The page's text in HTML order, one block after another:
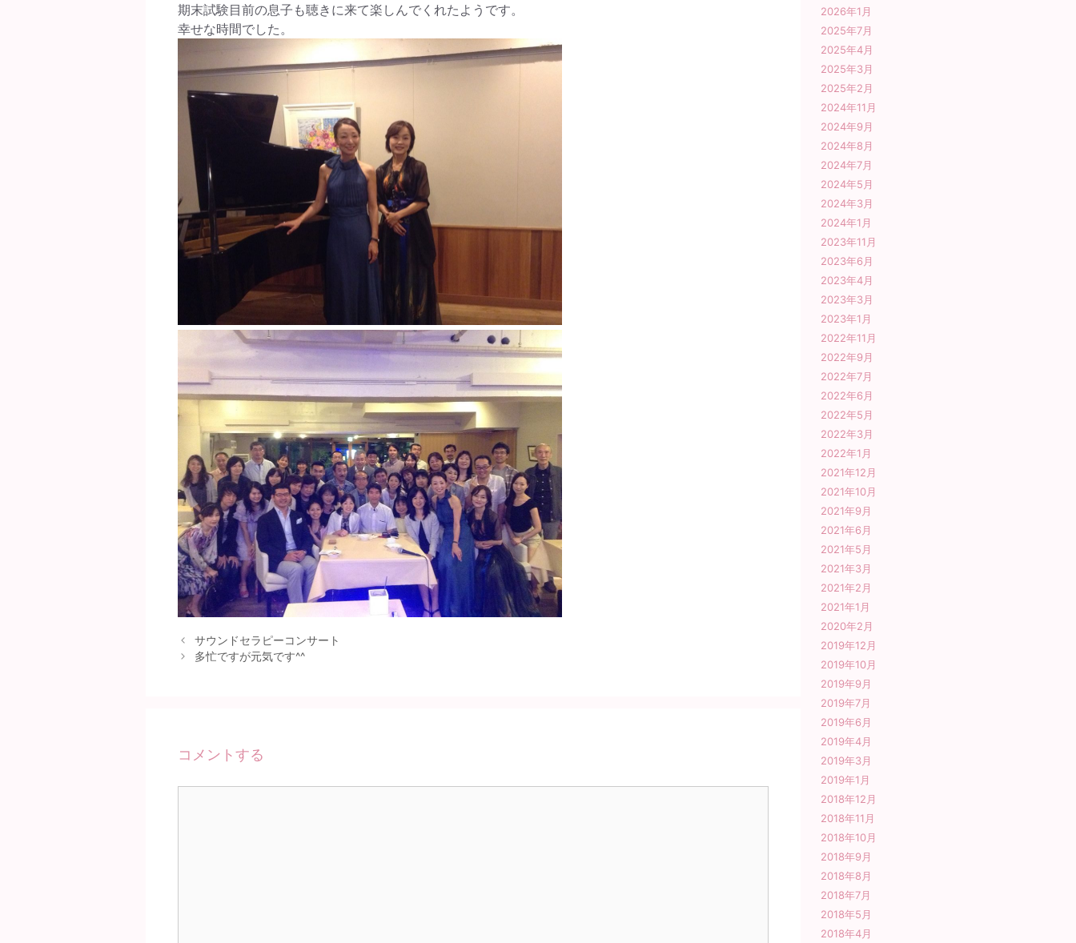
期末試験目前の息子も聴きに来て楽しんでくれたようです。
幸せな時間でした。
サウンドセラピーコンサート
多忙ですが元気です^^
コメントする
2026年1月
2025年7月
2025年4月
2025年3月
2025年2月
2024年11月
2024年9月
2024年8月
2024年7月
2024年5月
2024年3月
2024年1月
2023年11月
2023年6月
2023年4月
2023年3月
2023年1月
2022年11月
2022年9月
2022年7月
2022年6月
2022年5月
2022年3月
2022年1月
2021年12月
2021年10月
2021年9月
2021年6月
2021年5月
2021年3月
2021年2月
2021年1月
2020年2月
2019年12月
2019年10月
2019年9月
2019年7月
2019年6月
2019年4月
2019年3月
2019年1月
2018年12月
2018年11月
2018年10月
2018年9月
2018年8月
2018年7月
2018年5月
2018年4月